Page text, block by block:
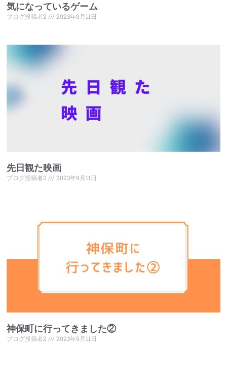
気になっているゲーム
ブログ投稿者2 2023年9月11日
先日観た映画
ブログ投稿者2 2023年9月11日
神保町に行ってきました②
ブログ投稿者2 2023年9月11日